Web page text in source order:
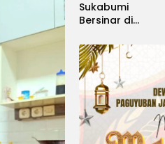
Sukabumi
Bersinar di
Gelar
Bergengsi
Ajang Idol
Kids
International
2026